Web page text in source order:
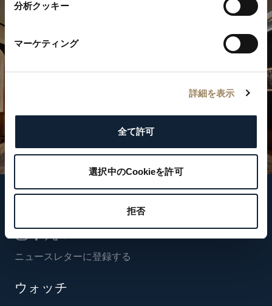
分析クッキー
マーケティング
詳細を表示
全て許可
選択中のCookieを許可
拒否
ニュースレターに登録する
ウォッチ